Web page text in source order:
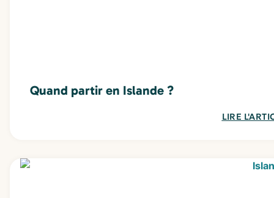
Quand partir en Islande ?
LIRE